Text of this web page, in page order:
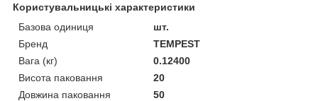
Користувальницькі характеристики
Базова одиниця
шт.
Бренд
TEMPEST
Вага (кг)
0.12400
Висота паковання
20
Довжина паковання
50